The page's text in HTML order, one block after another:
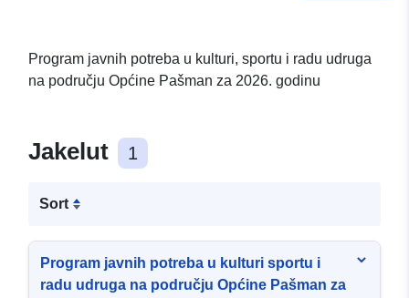
Program javnih potreba u kulturi, sportu i radu udruga
na području Općine Pašman za 2026. godinu
Jakelut 1
Sort
Program javnih potreba u kulturi sportu i
radu udruga na području Općine Pašman za